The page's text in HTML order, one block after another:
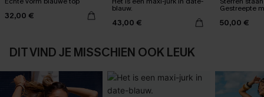
32,00 €
blauw.
43,00 €
Gestreepte
50,00 €
DIT VIND JE MISSCHIEN OOK LEUK